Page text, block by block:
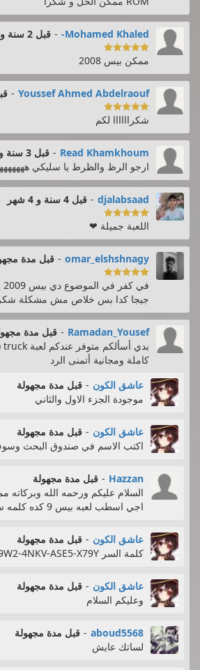
Mohamed Khaled-
- قبل 2 سنة و 8 شهر

ممكن بيس 2008
Youssef Ahmed Abdelraouf
- قبل 3

شكراااااا لكم
Read Khamkhoum
- قبل 3 سنة و 10 شهر
ارجو الرظ والظرط يا سليكي
djalabsaad
- قبل 4 سنة و 4 شهر

اللعبة جميلة ❤
omar_elshshnagy
- قبل مدة

جيجا كدا بس خلاص مش مشكلة
Ramadan_Yousef
- قبل مدة
كاملة ومجانية أتمنى الرد
عاشق الكون - قبل مدة مجهولة
موجودة الجزء الاول والثاني
عاشق الكون - قبل مدة مجهولة
اكتب الاسم في صندوق البحث
Hazzan
- قبل مدة مجهولة
السلام عليكم ورحمه الله
اجي اسطب لعبه بيس 9 كده كلمه سر
عاشق الكون - قبل مدة مجهولة
كلمة السر DDYL-39W2-4NKV-ASE5-X79Y
عاشق الكون - قبل مدة مجهولة
وعليكم السلام
aboud5568
- قبل مدة مجهولة
لساتك عايش